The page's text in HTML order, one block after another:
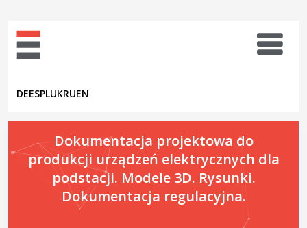
DEESPLUKRUEN
Dokumentacja projektowa do
produkcji urządzeń elektrycznych dla
podstacji. Modele 3D. Rysunki.
Dokumentacja regulacyjna.